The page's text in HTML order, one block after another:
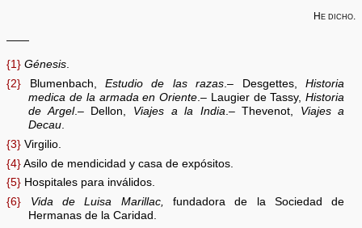
He dicho.
——
{1} Génesis.
{2} Blumenbach,Estudio de las razas.– Desgettes,Historia
medica de la armada en Oriente.– Laugier de Tassy,Historia
de Argel.– Dellon, Viajes a la India.– Thevenot, Viajes a
Decau.
{3} Virgilio.
{4} Asilo de mendicidad y casa de expósitos.
{5} Hospitales para inválidos.
{6}
Vida de Luisa Marillac, fundadora de la Sociedad de
Hermanas de la Caridad.